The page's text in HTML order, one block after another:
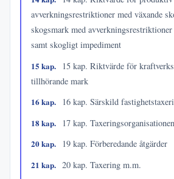
avverkningsrestriktioner med växande
skogsmark med
samt skogligt impediment
15 kap.
15 kap. Riktvärde för
tillhörande mark
16 kap.
16 kap. Särskild
18 kap.
17 kap.
20 kap.
19 kap. Förberedande åtgärder
21 kap. 20 kap. Taxering m.m.